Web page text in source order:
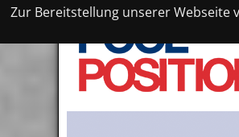
Zur Bereitstellung unserer Webseite